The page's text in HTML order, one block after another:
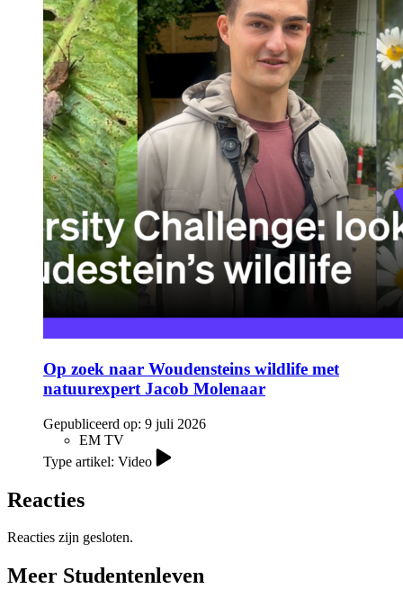
Op zoek naar Woudensteins wildlife met
natuurexpert Jacob Molenaar
Gepubliceerd op: 9 juli 2026
EM TV
Type artikel: Video
Reacties
Reacties zijn gesloten.
Meer Studentenleven